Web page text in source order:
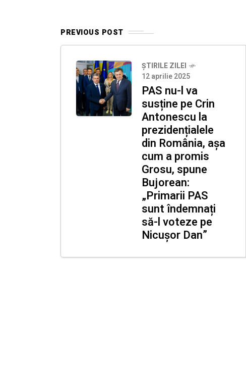
PREVIOUS POST
ȘTIRILE ZILEI
12 aprilie 2025
PAS nu-l va
susține pe Crin
Antonescu la
prezidențialele
din România, așa
cum a promis
Grosu, spune
Bujorean:
„Primarii PAS
sunt îndemnați
să-l voteze pe
Nicușor Dan”